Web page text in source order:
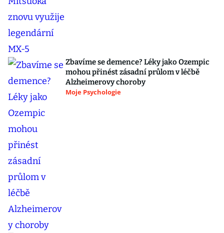
Zbavíme se demence? Léky jako Ozempic
mohou přinést zásadní průlom v léčbě
Alzheimerovy choroby
Moje Psychologie